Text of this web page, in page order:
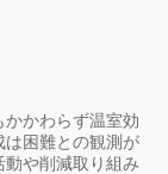
かわらず温室効
は困難との観測が
や削減取り組み